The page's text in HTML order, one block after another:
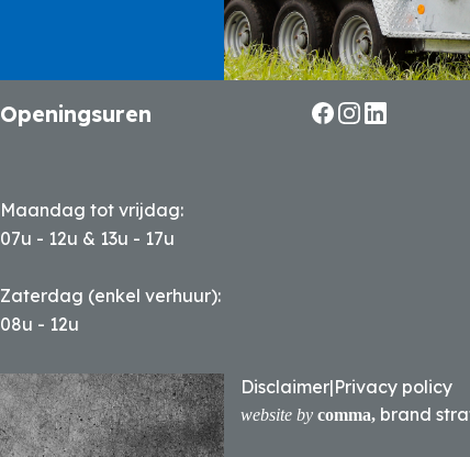
Openingsuren
Maandag tot vrijdag:
07u - 12u & 13u - 17u
Zaterdag (enkel verhuur):
08u - 12u
Disclaimer|Privacy policy
website by comma, brand